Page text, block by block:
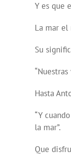
Y es que
La mar
Su
Hasta
“Y
la mar”.
Que